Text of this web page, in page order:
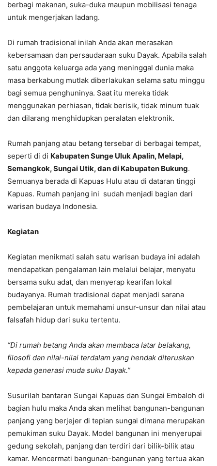
berbagi makanan, suka-duka maupun mobilisasi tenaga
untuk mengerjakan ladang.
Di rumah tradisional inilah Anda akan merasakan
kebersamaan dan persaudaraan suku Dayak. Apabila salah
satu anggota keluarga ada yang meninggal dunia maka
masa berkabung mutlak diberlakukan selama satu minggu
bagi semua penghuninya. Saat itu mereka tidak
menggunakan perhiasan, tidak berisik, tidak minum tuak
dan dilarang menghidupkan peralatan elektronik.
Rumah panjang atau betang tersebar di berbagai tempat,
seperti di di Kabupaten Sunge Uluk Apalin, Melapi,
Semangkok, Sungai Utik, dan di Kabupaten Bukung.
Semuanya berada di Kapuas Hulu atau di dataran tinggi
Kapuas. Rumah panjang ini sudah menjadi bagian dari
warisan budaya Indonesia.
Kegiatan
Kegiatan menikmati salah satu warisan budaya ini adalah
mendapatkan pengalaman lain melalui belajar, menyatu
bersama suku adat, dan menyerap kearifan lokal
budayanya. Rumah tradisional dapat menjadi sarana
pembelajaran untuk memahami unsur-unsur dan nilai atau
falsafah hidup dari suku tertentu.
“Di rumah betang Anda akan membaca latar belakang,
filosofi dan nilai-nilai terdalam yang hendak diteruskan
kepada generasi muda suku Dayak.”
Susurilah bantaran Sungai Kapuas dan Sungai Embaloh di
bagian hulu maka Anda akan melihat bangunan-bangunan
panjang yang berjejer di tepian sungai dimana merupakan
pemukiman suku Dayak. Model bangunan ini menyerupai
gedung sekolah, panjang dan terdiri dari bilik-bilik atau
kamar. Mencermati bangunan-bangunan yang tertua akan